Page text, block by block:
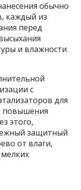
обычно
каждый из
перед
и влажности
с
для
повышения
этого,
защитный
от влаги,